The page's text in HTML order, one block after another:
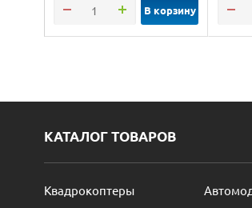
В корзину
КАТАЛОГ ТОВАРОВ
Квадрокоптеры